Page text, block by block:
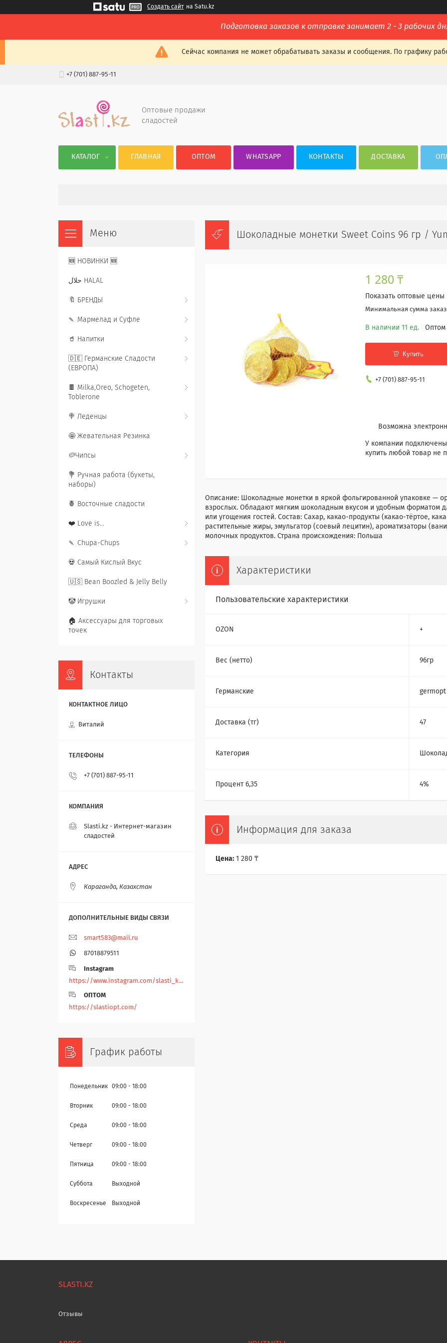
Создать сайт на Satu.kz
Подготовка заказов к отправке занимает 2 - 3 рабочих
Сейчас компания не может обрабатывать заказы и сообщения. По графику
+7 (701) 887-95-11
Оптовые продажи
сладостей
КАТАЛОГ ГЛАВНАЯ ОПТОМ WHATSAPP КОНТАКТЫ ДОСТАВКА
Шоколадные монетки Sweet Coins 96 гр /
1 280 ₸
Показать оптовые цены
Минимальная сумма
В наличии 11 ед. Оптом
Купить
+7 (701) 887-95-11
У компании
купить любой товар не
Описание: Шоколадные монетки в яркой фольгированной упаковке —
взрослых. Обладают мягким шоколадным вкусом и удобным форматом
или угощения гостей. Состав: Сахар, какао-продукты (какао-тёртое,
растительные жиры, эмульгатор (соевый лецитин), ароматизаторы
молочных продуктов. Страна происхождения: Польша
Характеристики
Пользовательские характеристики
OZON +
Вес (нетто) 96гр
Германские germopt
Доставка (тг) 47
Категория
Процент 6,35 4%
Информация для заказа
Цена: 1 280 ₸
🆕 НОВИНКИ 🆕
حلال HALAL
🔖 БРЕНДЫ
🍡 Мармелад и Суфле
🥤 Напитки
🇩🇪 Германские Сладости
(ЕВРОПА)
🍫 Milka,Oreo, Schogeten,
Toblerone
🍭 Леденцы
🤩 Жевательная Резинка
🥔Чипсы
💐 Ручная работа (букеты,
наборы)
🍍 Восточные сладости
❤️ Love is...
🍡 Chupa-Chups
💀 Самый Кислый Вкус
🇺🇸 Bean Boozled & Jelly Belly
🤡 Игрушки
🏠 Аксессуары для торговых
точек
Контакты
Виталий
+7 (701) 887-95-11
Slasti.kz - Интернет-магазин
сладостей
Караганда, Казахстан
smart583@mail.ru
87018879511
Instagram
https://www.instagram.com/slasti_kz/
ОПТОМ
https://slastiopt.com/
График работы
Понедельник 09:00 18:00
Вторник 09:00 18:00
Среда 09:00 18:00
Четверг 09:00 18:00
Пятница 09:00 18:00
Суббота Выходной
Воскресенье Выходной
SLASTI.KZ
Отзывы